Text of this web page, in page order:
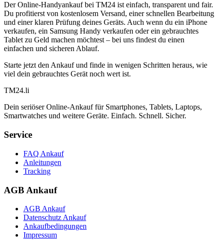
Der Online-Handyankauf bei TM24 ist einfach, transparent und fair.
Du profitierst von kostenlosem Versand, einer schnellen Bearbeitung
und einer klaren Prüfung deines Geräts. Auch wenn du ein iPhone
verkaufen, ein Samsung Handy verkaufen oder ein gebrauchtes
Tablet zu Geld machen möchtest – bei uns findest du einen
einfachen und sicheren Ablauf.
Starte jetzt den Ankauf und finde in wenigen Schritten heraus, wie
viel dein gebrauchtes Gerät noch wert ist.
TM24.li
Dein seriöser Online-Ankauf für Smartphones, Tablets, Laptops,
Smartwatches und weitere Geräte. Einfach. Schnell. Sicher.
Service
FAQ Ankauf
Anleitungen
Tracking
AGB Ankauf
AGB Ankauf
Datenschutz Ankauf
Ankaufbedingungen
Impressum